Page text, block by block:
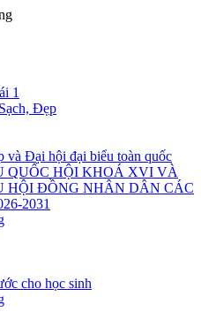
1
Đẹp
và Đại hội đại biểu toàn quốc
QUỐC HỘI KHOÁ XVI VÀ
HỘI ĐỒNG NHÂN DÂN CÁC
2031
cho học sinh